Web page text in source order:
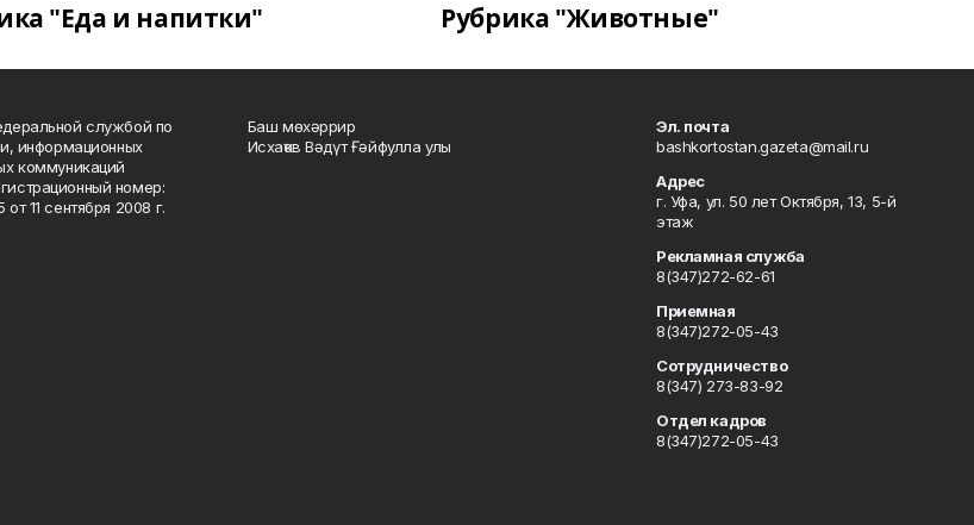
"Еда и напитки" Рубрика "Животные"
службой по
информационных
коммуникаций
номер:
11 сентября 2008 г.
Баш мөхәррир
Исхаҡов Вәдүт Ғәйфулла улы
Эл. почта
bashkortostan.gazeta@mail.ru
Адрес
г. Уфа, ул. 50 лет Октября, 13, 5-й
этаж
Рекламная служба
8(347)272-62-61
Приемная
8(347)272-05-43
Сотрудничество
8(347) 273-83-92
Отдел кадров
8(347)272-05-43